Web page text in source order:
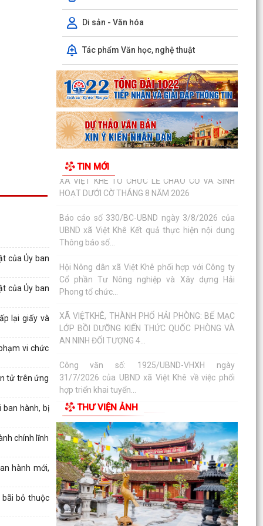
của Ủy ban
của Ủy ban
lại giấy và
vi chức
tử trên ứng
ban hành, bị
chính lĩnh
hành mới,
bãi bỏ thuộc
Di sản - Văn hóa
Tác phẩm Văn học, nghệ thuật
TIN MỚI
Báo cáo số: 21/KT-UBND ngày 4/8/2026 của
UBND xã Việt Khê về Danh sách hộ kinh doanh,
HTX đã đăng...
BAN CHỈ HUY QUÂN SỰ XÃ VIỆT KHÊ TỔ CHỨC
HỘI NGHỊ CÔNG BỐ CÁC QUYẾT ĐỊNH MIỄN
NHIỆM, BỔ NHIỆM CÁN BỘ...
Thông báo số: 2549/TB-UBND ngày 03/8/2026
của UBND xã Việt Khê về việc lập mới bổ sung
văn bản ủy...
HOẠT DƯỚI CỜ THÁNG 8 NĂM 2026
Báo cáo số 330/BC-UBND ngày 3/8/2026 của
Thông báo số...
Hội Nông dân xã Việt Khê phối hợp với Công ty
Phong tổ chức...
XÃ VIỆTKHÊ, THÀNH PHỐ HẢI PHÒNG: BẾ MẠC
AN NINH ĐỐI TƯỢNG 4...
Công văn số: 1925/UBND-VHXH ngày
hợp triển khai tuyển...
Kế hoạch số: 252/KH-UBND ngày 31/7/2026
của UBND xã Việt Khê Triển khai chiến dịch 90
ngày làm...
Thông báo số: 157/TB-TTPVHCC ngày
31/7/2026 Niêm yết về việc phê duyệt quy trình
nội bộ giải quyết...
Thông báo số: 2541/TB-UBND ngày 30/7/2026
của UBND xã Việt Khê Về việc đình chỉ lưu hành,
thu hồi...
THƯ VIỆN ẢNH